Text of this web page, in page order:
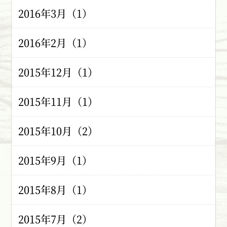
2016年3月（1）
2016年2月（1）
2015年12月（1）
2015年11月（1）
2015年10月（2）
2015年9月（1）
2015年8月（1）
2015年7月（2）